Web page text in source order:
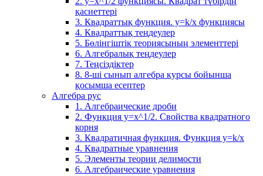
қасиеттері
3. Квадраттық функция. у=k/x функциясы
4. Квадраттық теңдеулер
5. Бөлінгіштік теориясының элементтері
6. Алгебралық теңдеулер
7. Теңсіздіктер
8. 8-ші сынып алгебра курсы бойынша
қосымша есептер
Алгебра рус
1. Алгебраические дроби
2. Функция y=x^1/2. Свойства квадратного
корня
3. Квадратичная функция. Функция у=k/x
4. Квадратные уравнения
5. Элементы теории делимости
6. Алгебраические уравнения